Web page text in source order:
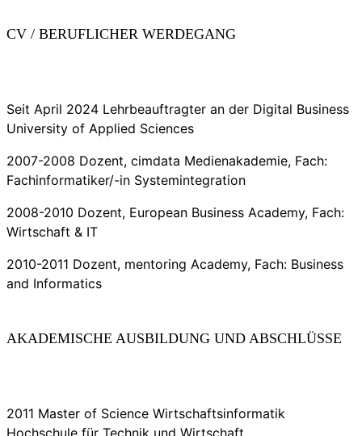
CV / BERUFLICHER WERDEGANG
Seit April 2024 Lehrbeauftragter an der Digital Business
University of Applied Sciences
2007-2008 Dozent, cimdata Medienakademie, Fach:
Fachinformatiker/-in Systemintegration
2008-2010 Dozent, European Business Academy, Fach:
Wirtschaft & IT
2010-2011 Dozent, mentoring Academy, Fach: Business
and Informatics
AKADEMISCHE AUSBILDUNG UND ABSCHLÜSSE
2011 Master of Science Wirtschaftsinformatik